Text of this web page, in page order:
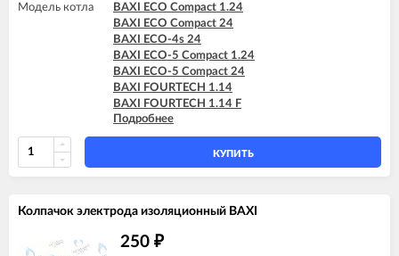
Модель котла
BAXI ECO Compact 1.24
BAXI ECO Compact 24
BAXI ECO-4s 24
BAXI ECO-5 Compact 1.24
BAXI ECO-5 Compact 24
BAXI FOURTECH 1.14
BAXI FOURTECH 1.14 F
BAXI FOURTECH 1.24
BAXI FOURTECH 1.24 F
BAXI FOURTECH 24 (CSB)
BAXI FOURTECH 24 (CSR)
BAXI MAIN Four 18 F (серая панель)
BAXI MAIN Four 24
BAXI MAIN Four 240 F (белая панель)
Подробнее
КУПИТЬ
Колпачок электрода изоляционный BAXI
250 ₽